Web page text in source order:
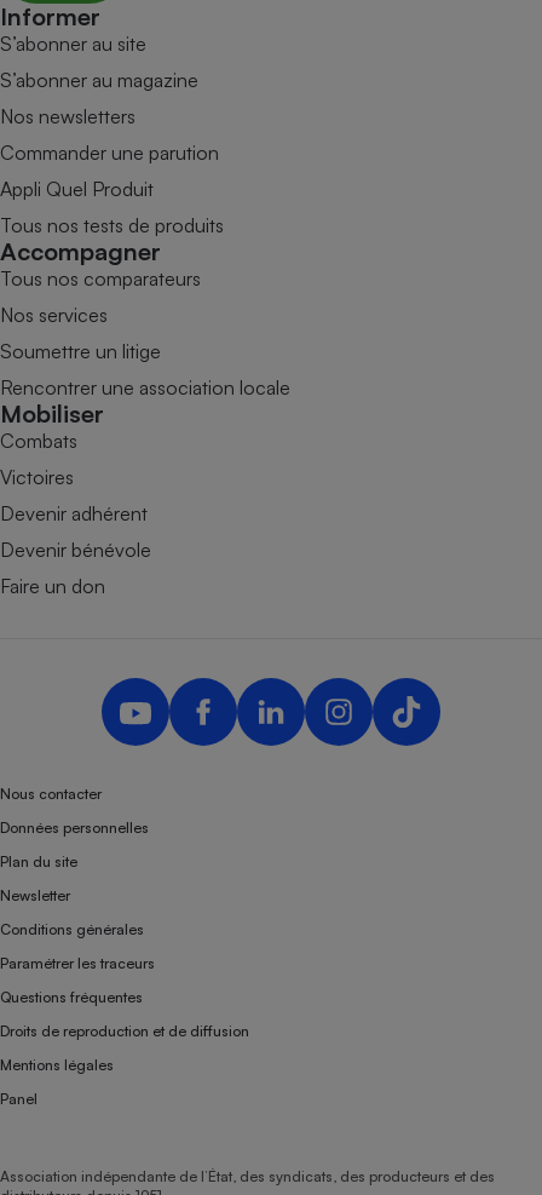
Informer
S’abonner au site
S’abonner au magazine
Nos newsletters
Commander une parution
Appli Quel Produit
Tous nos tests de produits
Accompagner
Tous nos comparateurs
Nos services
Soumettre un litige
Rencontrer une association locale
Mobiliser
Combats
Victoires
Devenir adhérent
Devenir bénévole
Faire un don
Nous contacter
Données personnelles
Plan du site
Newsletter
Conditions générales
Paramétrer les traceurs
Questions fréquentes
Droits de reproduction et de diffusion
Mentions légales
Panel
Association indépendante de l’État, des syndicats, des producteurs et des